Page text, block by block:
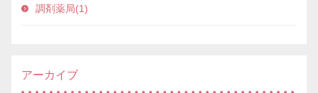
調剤薬局(1)
アーカイブ